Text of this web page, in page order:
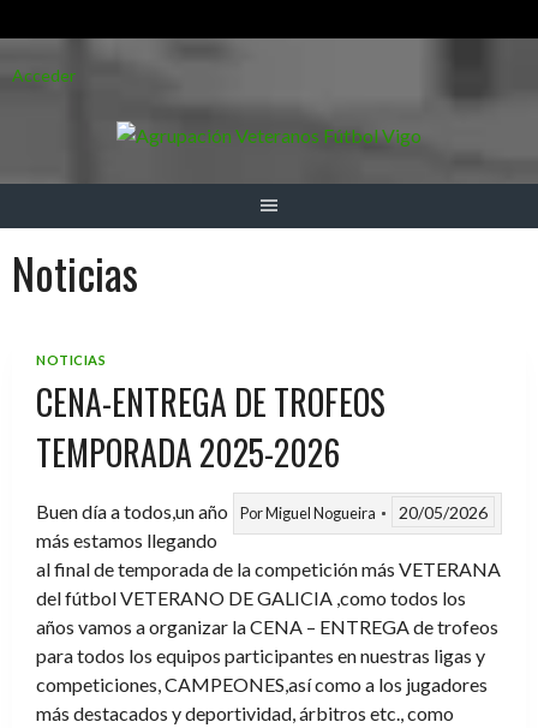
alAcceder
Noticias
NOTICIAS
CENA-ENTREGA DE TROFEOS
TEMPORADA 2025-2026
PorMiguel Nogueira 20/05/2026
Buen día a todos,un año
más estamos llegando
al final de temporada de la competición más VETERANA
del fútbol VETERANO DE GALICIA ,como todos los
años vamos a organizar la CENA – ENTREGA de trofeos
para todos los equipos participantes en nuestras ligas y
competiciones, CAMPEONES,así como a los jugadores
más destacados y deportividad, árbitros etc., como